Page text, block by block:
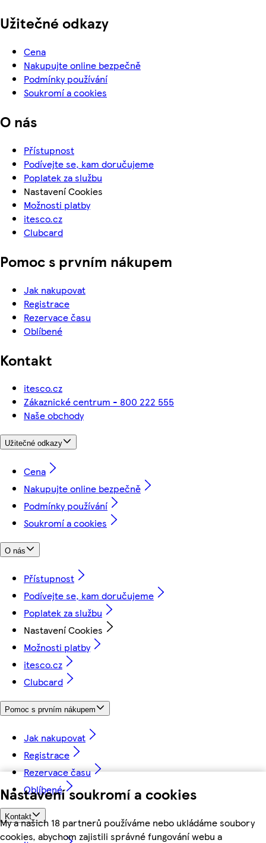
Nastavení soukromí a cookies
My a našich 18 partnerů používáme nebo ukládáme soubory
cookies, abychom zajistili správné fungování webu a
Užitečné odkazy
Cena
Nakupujte online bezpečně
Podmínky používání
Soukromí a cookies
O nás
Přístupnost
Podívejte se, kam doručujeme
Poplatek za službu
Nastavení Cookies
Možnosti platby
itesco.cz
Clubcard
Pomoc s prvním nákupem
Jak nakupovat
Registrace
Rezervace času
Oblíbené
Kontakt
itesco.cz
Zákaznické centrum - 800 222 555
Naše obchody
Užitečné odkazy
Cena
Nakupujte online bezpečně
Podmínky používání
Soukromí a cookies
O nás
Přístupnost
Podívejte se, kam doručujeme
Poplatek za službu
Nastavení Cookies
Možnosti platby
itesco.cz
Clubcard
Pomoc s prvním nákupem
Jak nakupovat
Registrace
Rezervace času
Oblíbené
Kontakt